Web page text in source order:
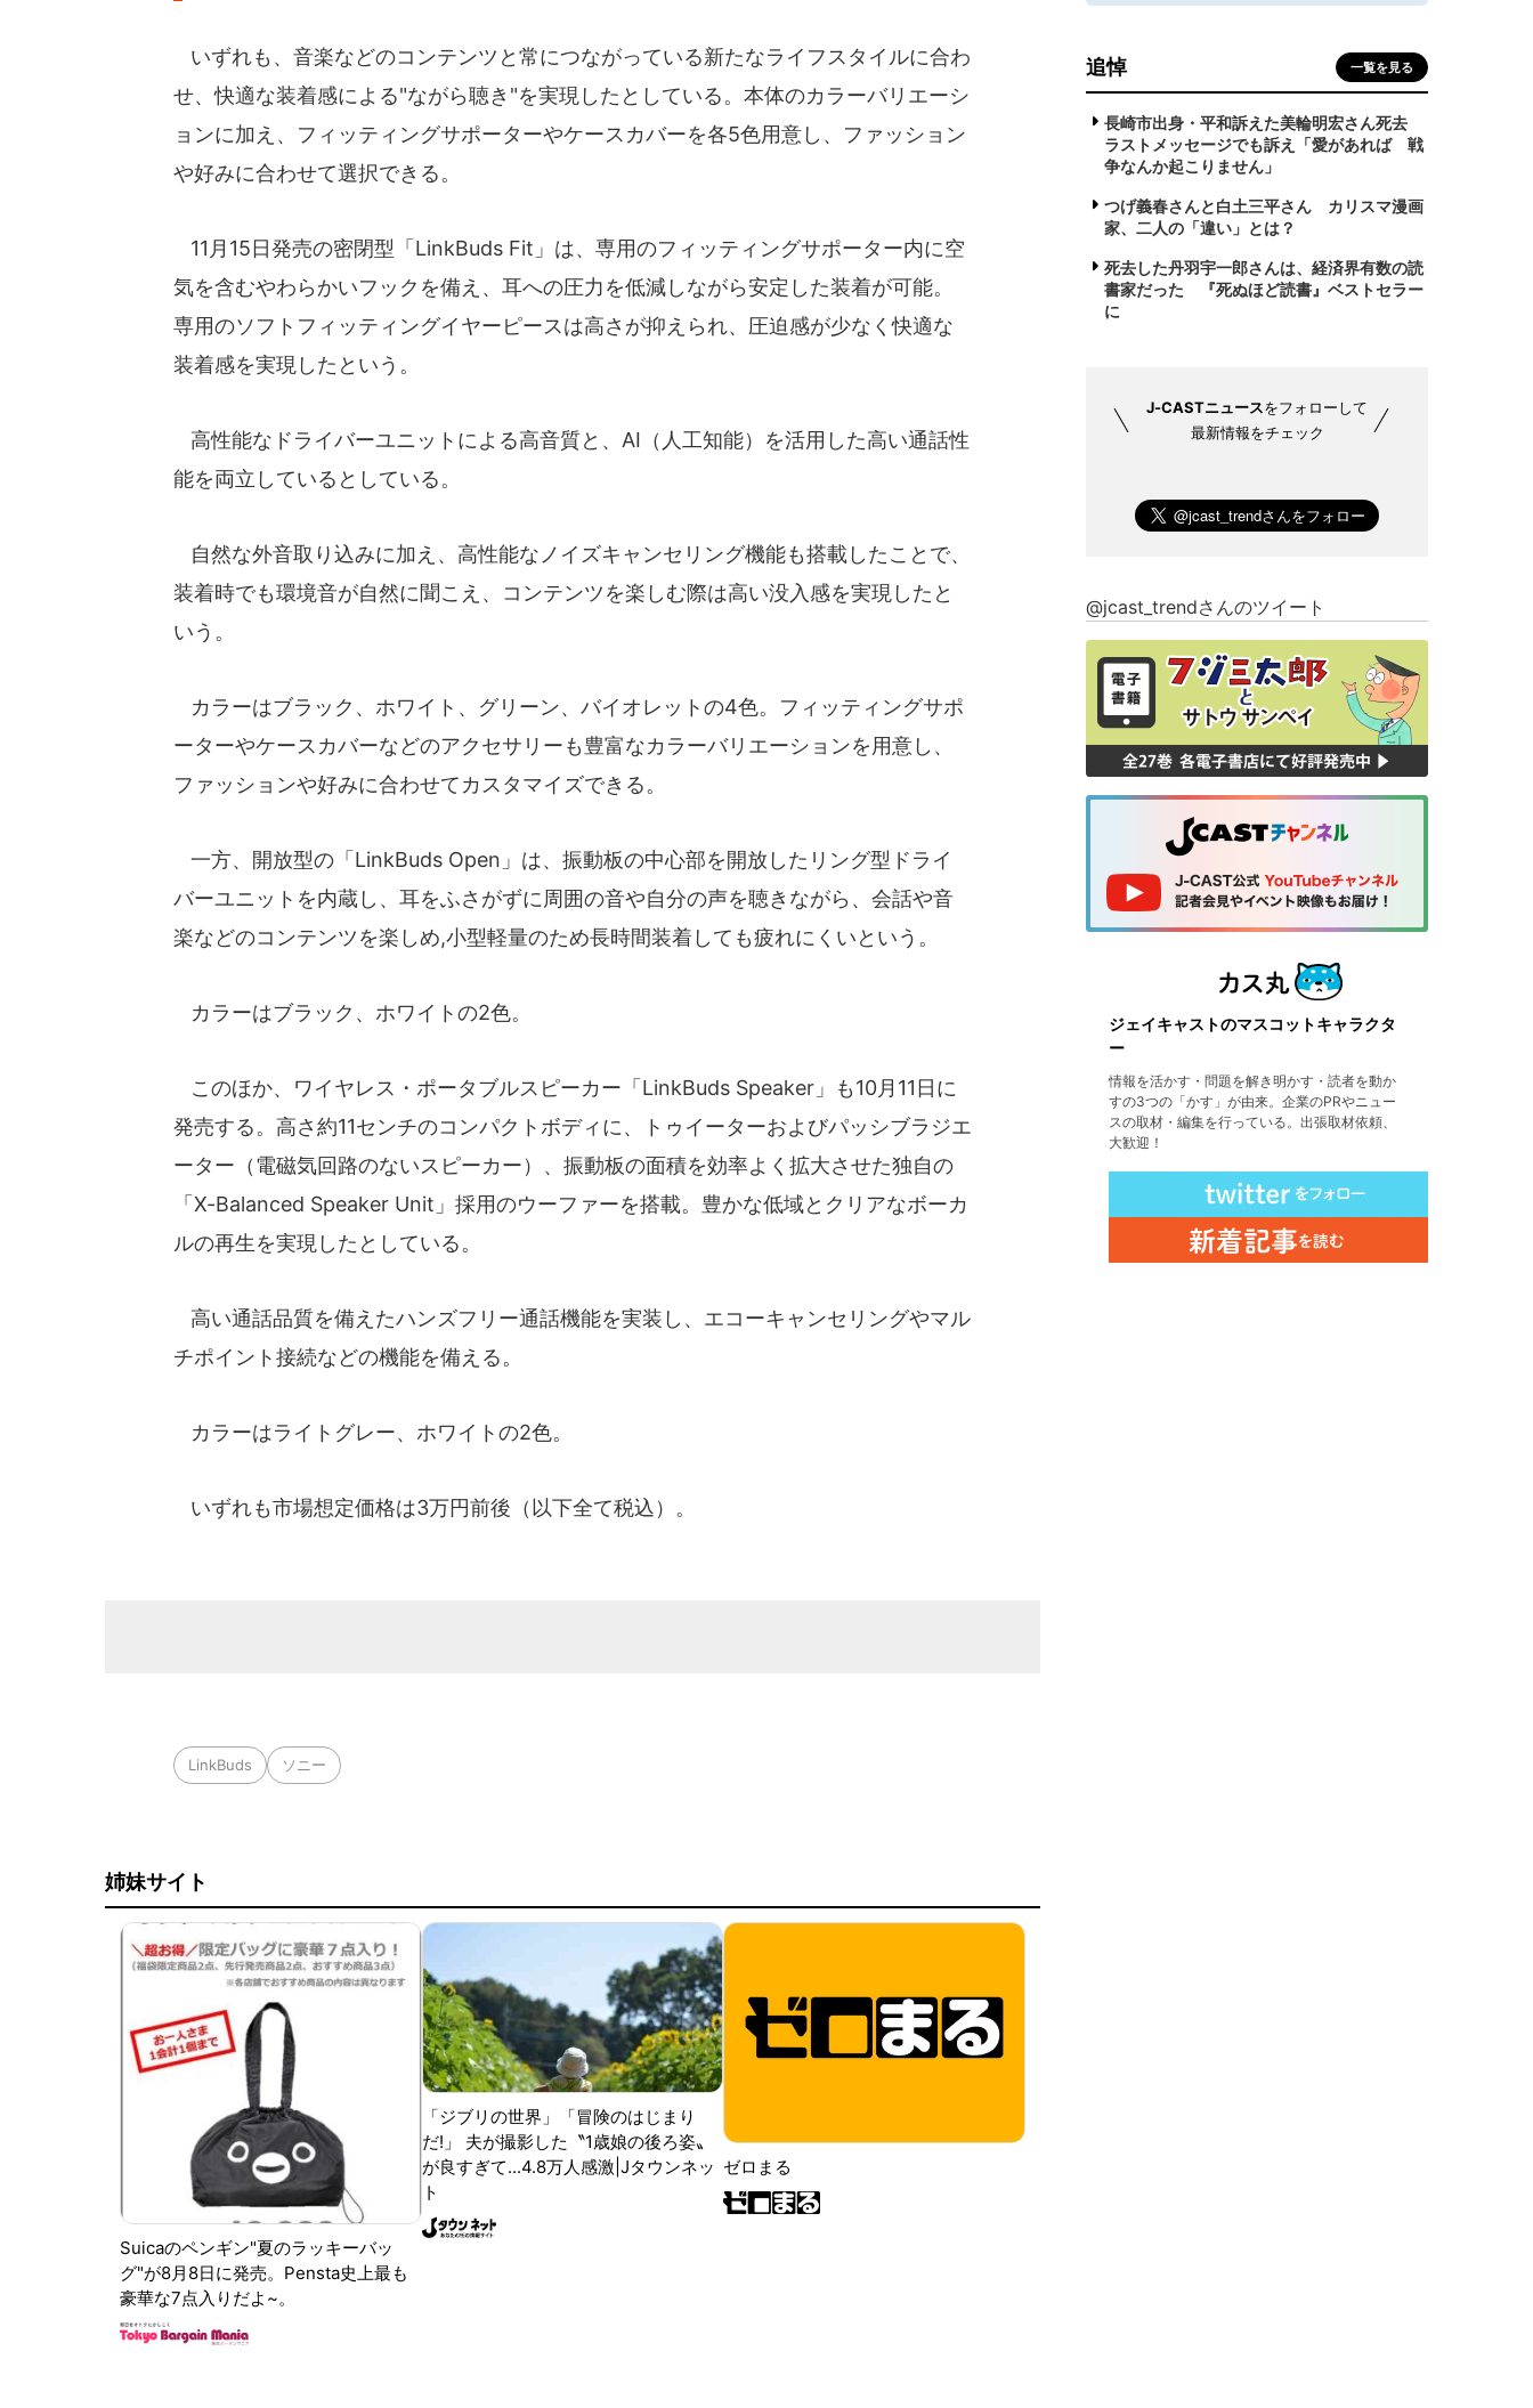
いずれも、音楽などのコンテンツと常につながっている新たなライフスタイルに合わ
せ、快適な装着感による"ながら聴き"を実現したとしている。本体のカラーバリエーシ
ョンに加え、フィッティングサポーターやケースカバーを各5色用意し、ファッション
や好みに合わせて選択できる。
11月15日発売の密閉型「LinkBuds Fit」は、専用のフィッティングサポーター内に空
気を含むやわらかいフックを備え、耳への圧力を低減しながら安定した装着が可能。
専用のソフトフィッティングイヤーピースは高さが抑えられ、圧迫感が少なく快適な
装着感を実現したという。
高性能なドライバーユニットによる高音質と、AI（人工知能）を活用した高い通話性
能を両立しているとしている。
自然な外音取り込みに加え、高性能なノイズキャンセリング機能も搭載したことで、
装着時でも環境音が自然に聞こえ、コンテンツを楽しむ際は高い没入感を実現したと
いう。
カラーはブラック、ホワイト、グリーン、バイオレットの4色。フィッティングサポ
ーターやケースカバーなどのアクセサリーも豊富なカラーバリエーションを用意し、
ファッションや好みに合わせてカスタマイズできる。
一方、開放型の「LinkBuds Open」は、振動板の中心部を開放したリング型ドライ
バーユニットを内蔵し、耳をふさがずに周囲の音や自分の声を聴きながら、会話や音
楽などのコンテンツを楽しめ,小型軽量のため長時間装着しても疲れにくいという。
カラーはブラック、ホワイトの2色。
このほか、ワイヤレス・ポータブルスピーカー「LinkBuds Speaker」も10月11日に
発売する。高さ約11センチのコンパクトボディに、トゥイーターおよびパッシブラジエ
ーター（電磁気回路のないスピーカー）、振動板の面積を効率よく拡大させた独自の
「X-Balanced Speaker Unit」採用のウーファーを搭載。豊かな低域とクリアなボーカ
ルの再生を実現したとしている。
高い通話品質を備えたハンズフリー通話機能を実装し、エコーキャンセリングやマル
チポイント接続などの機能を備える。
カラーはライトグレー、ホワイトの2色。
いずれも市場想定価格は3万円前後（以下全て税込）。
LinkBuds ソニー
姉妹サイト
Suicaのペンギン"夏のラッキーバッ
グ"が8月8日に発売。Pensta史上最も
豪華な7点入りだよ~。
「ジブリの世界」「冒険のはじまり
だ!」 夫が撮影した〝1歳娘の後ろ姿〟
が良すぎて...4.8万人感激|Jタウンネッ
ト
ゼロまる
追悼 一覧を見る
長崎市出身・平和訴えた美輪明宏さん死去
ラストメッセージでも訴え「愛があれば 戦
争なんか起こりません」
つげ義春さんと白土三平さん カリスマ漫画
家、二人の「違い」とは？
死去した丹羽宇一郎さんは、経済界有数の読
書家だった 『死ぬほど読書』ベストセラー
に
J-CASTニュースをフォローして
最新情報をチェック
@jcast_trendさんのツイート
ジェイキャストのマスコットキャラクタ
ー
情報を活かす・問題を解き明かす・読者を動か
すの3つの「かす」が由来。企業のPRやニュー
スの取材・編集を行っている。出張取材依頼、
大歓迎！